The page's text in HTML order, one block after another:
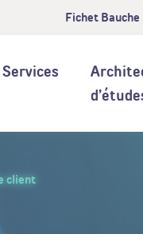
Fichet Bauche
Services
client